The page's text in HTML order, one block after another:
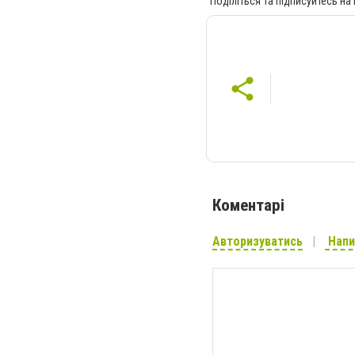
Коментарі
Авторизуватись